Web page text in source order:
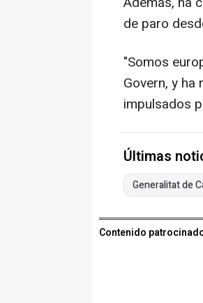
de paro
"Somos
Govern, y
impulsados
Últimas
Generalitat de
Contenido